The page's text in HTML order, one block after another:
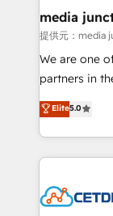
Mexico,
hundred successful
rooted in
training,
inbound
competitive
media
提供元：media
We are one
partners in
design &
companies. We are woman-owned, powered by
coffee, and we ❤️ dogs. We
Impact
Elite5.0